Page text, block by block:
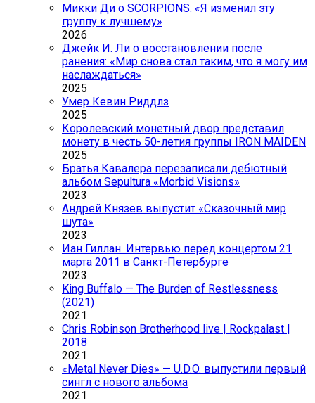
Микки Ди о SCORPIONS: «Я изменил эту
группу к лучшему»
2026
Джейк И. Ли о восстановлении после
ранения: «Мир снова стал таким, что я могу им
наслаждаться»
2025
Умер Кевин Риддлз
2025
Королевский монетный двор представил
монету в честь 50-летия группы IRON MAIDEN
2025
Братья Кавалера перезаписали дебютный
альбом Sepultura «Morbid Visions»
2023
Андрей Князев выпустит «Сказочный мир
шута»
2023
Иан Гиллан. Интервью перед концертом 21
марта 2011 в Санкт-Петербурге
2023
King Buffalo — The Burden of Restlessness
(2021)
2021
Chris Robinson Brotherhood live | Rockpalast |
2018
2021
«Metal Never Dies» — U.D.O. выпустили первый
сингл с нового альбома
2021